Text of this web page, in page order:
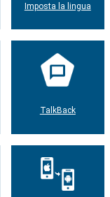
Imposta la lingua
TalkBack